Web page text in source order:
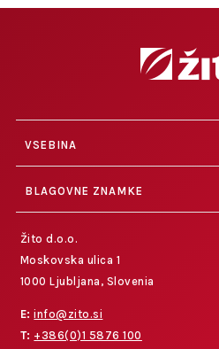
VSEBINA
BLAGOVNE ZNAMKE
Žito d.o.o.
Moskovska ulica 1
1000 Ljubljana, Slovenia
E: info@zito.si
T: +386(0)1 5876 100